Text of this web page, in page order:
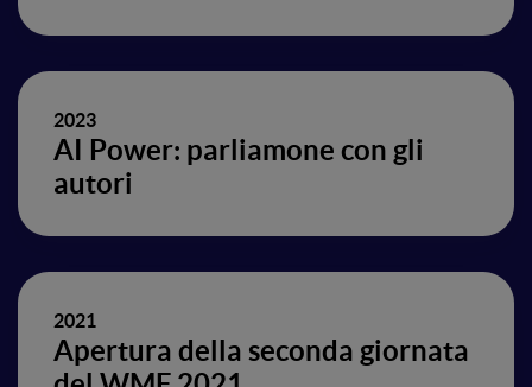
2023
AI Power: parliamone con gli
autori
2021
Apertura della seconda giornata